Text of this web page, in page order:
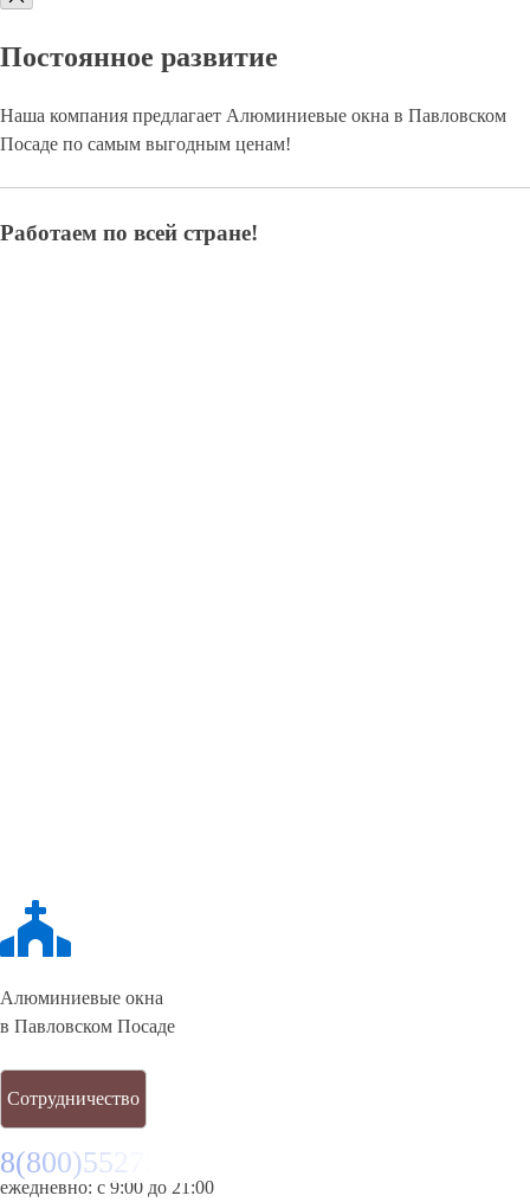
Постоянное развитие
Наша компания предлагает Алюминиевые окна в Павловском
Посаде по самым выгодным ценам!
Работаем по всей стране!
Алюминиевые окна
в Павловском Посаде
Сотрудничество
8(800)5527584
ежедневно: с 9:00 до 21:00